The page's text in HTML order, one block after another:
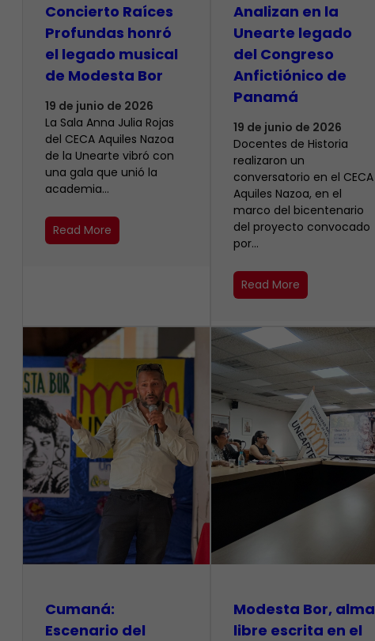
​Concierto Raíces
Profundas honró
el legado musical
de Modesta Bor
19 de junio de 2026
La Sala Anna Julia Rojas
del CECA Aquiles Nazoa
de la Unearte vibró con
una gala que unió la
academia…
Read More
Analizan en la
Unearte legado
del Congreso
Anfictiónico de
Panamá
19 de junio de 2026
Docentes de Historia
realizaron un
conversatorio en el CECA
Aquiles Nazoa, en el
marco del bicentenario
del proyecto convocado
por…
Read More
Cumaná:
Escenario del
Modesta Bor, alma
libre escrita en el